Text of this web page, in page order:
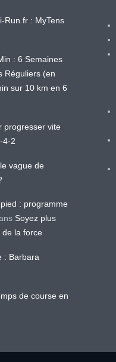
Run.fr : MyTens
: 6 Semaines
Réguliers (en
sur 10 km en 6
progresser vite
4-2
vague de
: programme
Soyez plus
de la force
: Barbara
de course en